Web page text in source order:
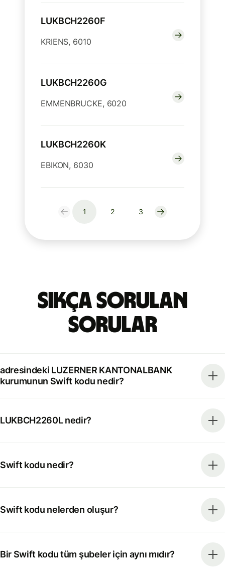
LUKBCH2260F
KRIENS, 6010
LUKBCH2260G
EMMENBRUCKE, 6020
LUKBCH2260K
EBIKON, 6030
1 2 3
Sıkça Sorulan
Sorular
adresindeki LUZERNER KANTONALBANK
kurumunun Swift kodu nedir?
LUKBCH2260L nedir?
Swift kodu nedir?
Swift kodu nelerden oluşur?
Bir Swift kodu tüm şubeler için aynı mıdır?